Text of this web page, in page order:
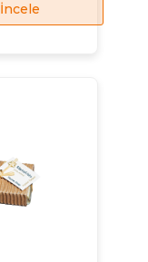
İncele